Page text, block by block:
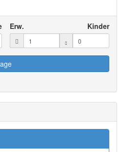
Erw. Kinder